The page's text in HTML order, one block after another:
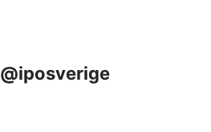
@iposverige